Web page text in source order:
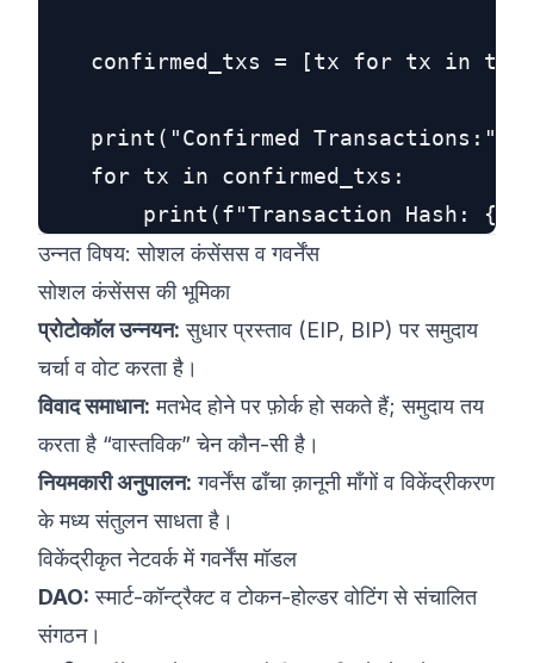
confirmed_txs = [tx for tx in
    print("Confirmed Transactions:")
    for tx in confirmed_txs:
उन्नत विषय: सोशल कंसेंसस व गवर्नेंस
सोशल कंसेंसस की भूमिका
प्रोटोकॉल उन्नयन: सुधार प्रस्ताव (EIP, BIP) पर समुदाय
चर्चा व वोट करता है।
विवाद समाधान: मतभेद होने पर फ़ोर्क हो सकते हैं; समुदाय तय
करता है “वास्तविक” चेन कौन-सी है।
नियमकारी अनुपालन: गवर्नेंस ढाँचा क़ानूनी माँगों व विकेंद्रीकरण
के मध्य संतुलन साधता है।
विकेंद्रीकृत नेटवर्क में गवर्नेंस मॉडल
DAO: स्मार्ट-कॉन्ट्रैक्ट व टोकन-होल्डर वोटिंग से संचालित
संगठन।